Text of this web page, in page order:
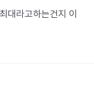
대라고하는건지 이